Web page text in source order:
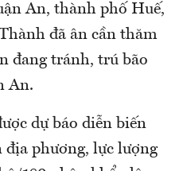
An, thành phố Huế,
đã ân cần thăm
đang tránh, trú bão
An.
dự báo diễn biến
địa phương, lực lượng